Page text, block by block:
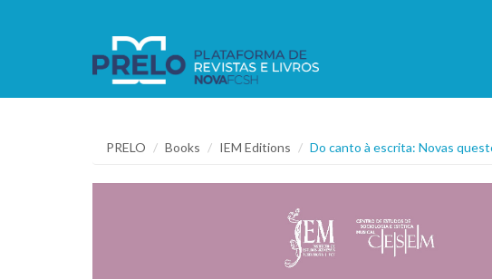
PRELO Books IEM Editions Do canto à escrita: Novas